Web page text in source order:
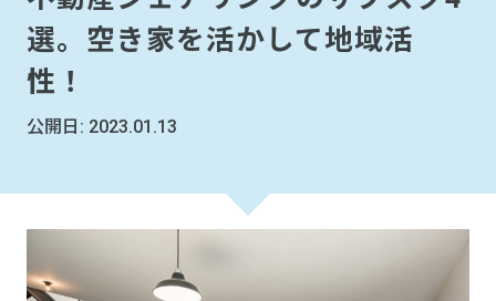
選。空き家を活かして地域活
性！
公開日: 2023.01.13